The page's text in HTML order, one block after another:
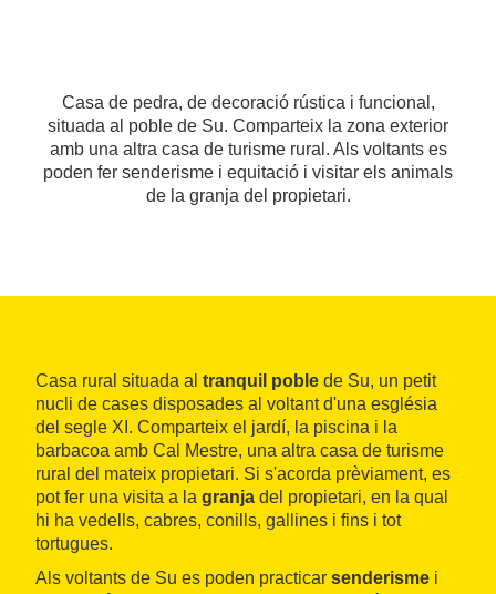
Casa de pedra, de decoració rústica i funcional,
situada al poble de Su. Comparteix la zona exterior
amb una altra casa de turisme rural. Als voltants es
poden fer senderisme i equitació i visitar els animals
de la granja del propietari.
Casa rural situada al tranquil poble de Su, un petit
nucli de cases disposades al voltant d'una església
del segle XI. Comparteix el jardí, la piscina i la
barbacoa amb Cal Mestre, una altra casa de turisme
rural del mateix propietari. Si s'acorda prèviament, es
pot fer una visita a la granja del propietari, en la qual
hi ha vedells, cabres, conills, gallines i fins i tot
tortugues.
Als voltants de Su es poden practicar senderisme i